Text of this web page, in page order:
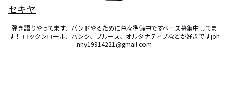
セキヤ
弾き語りやってます、バンドやるために色々準備中ですベース募集中してま
す！ ロックンロール、パンク、ブルース、オルタナティブなどが好きですjoh
nny19914221@gmail.com